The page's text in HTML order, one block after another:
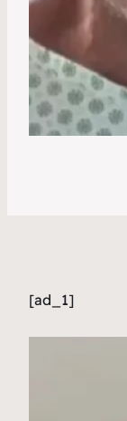
[ad_1]